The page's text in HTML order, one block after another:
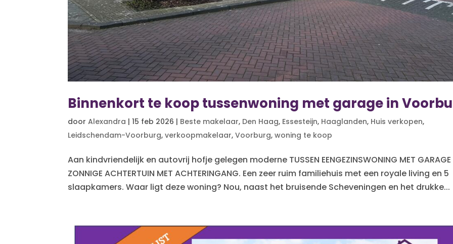
Binnenkort te koop tussenwoning met garage in
doorAlexandra |15 feb 2026 | Beste makelaar, Den Haag, Essesteijn, Haaglanden, Huis verkopen,
Leidschendam-Voorburg,verkoopmakelaar,Voorburg,woning te koop
Aan kindvriendelijk en autovrij hofje gelegen moderne TUSSEN EENGEZINSWONING MET GARAGE
ZONNIGE ACHTERTUIN MET ACHTERINGANG. Een zeer ruim familiehuis met een royale living en 5
slaapkamers. Waar ligt deze woning? Nou, naast het bruisende Scheveningen en het drukke...